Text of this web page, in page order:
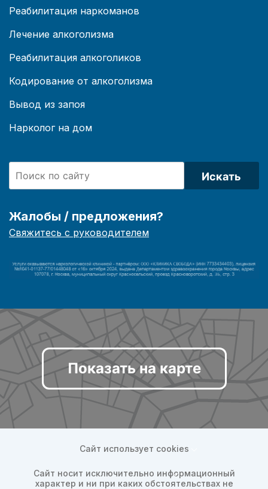
Реабилитация наркоманов
Лечение алкоголизма
Реабилитация алкоголиков
Кодирование от алкоголизма
Вывод из запоя
Нарколог на дом
Искать
Жалобы / предложения?
Свяжитесь с руководителем
Показать на карте
Сайт использует cookies
Сайт носит исключительно информационный
характер и ни при каких обстоятельствах не